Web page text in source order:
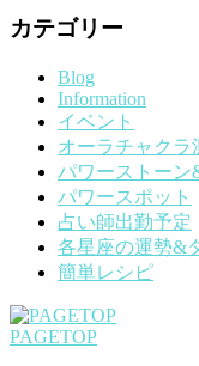
カテゴリー
Blog
Information
イベント
オーラチャクラ
パワーストーン
パワースポット
占い師出勤予定
各星座の運勢&
簡単レシピ
PAGETOP